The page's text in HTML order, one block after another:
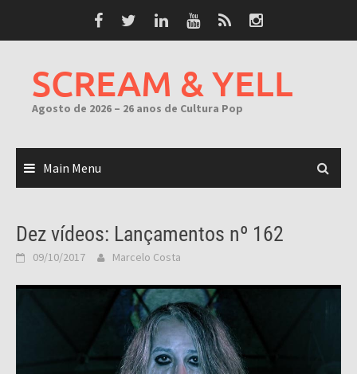
SCREAM & YELL
Agosto de 2026 – 26 anos de Cultura Pop
Main Menu
Dez vídeos: Lançamentos nº 162
09/10/2017 Marcelo Costa